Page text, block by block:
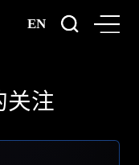
EN
关注